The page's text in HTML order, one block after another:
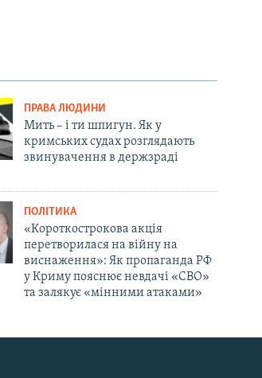
ПРАВА ЛЮДИНИ
Мить – і ти шпигун. Як у
кримських судах розглядають
звинувачення в держзраді
ПОЛІТИКА
«Короткострокова акція
перетворилася на війну на
виснаження»: Як пропаганда РФ
у Криму пояснює невдачі «СВО»
та залякує «мінними атаками»